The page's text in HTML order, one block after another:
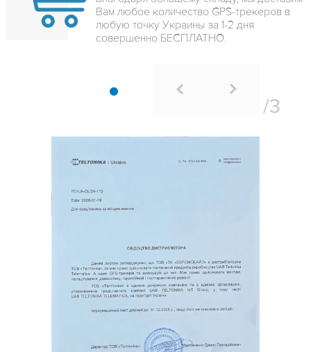
Вам любое количество GPS-трекеров в
любую точку Украины за 1-2 дня
совершенно БЕСПЛАТНО.